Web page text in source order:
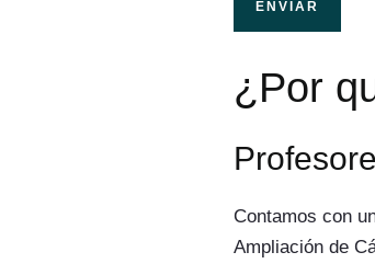
ENVIAR
¿Por
Contamos con
Ampliación de